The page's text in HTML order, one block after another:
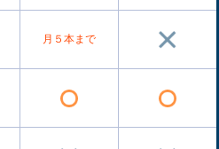
月５本まで